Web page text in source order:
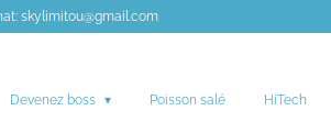
skylimitou@gmail.com
Devenez boss Poisson salé HiTech